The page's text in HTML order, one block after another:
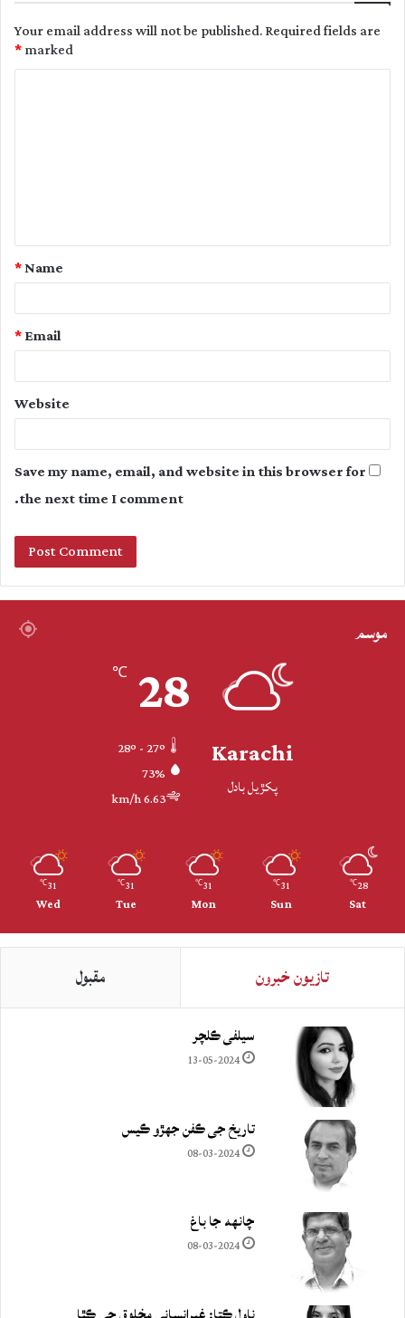
Your email address will not be published.Required fields are
marked
*
t
Name
*
Email
*
Website
Save my name, email, and website in this browser for
the next time I comment.
موسم
Karachi
پکڙيل بادل
28
℃
73%
6.63 km/h
28
℃
Sat
31
℃
Sun
31
℃
Mon
31
℃
Tue
31
℃
Wed
تازيون خبرون مقبول
سيلفي ڪلچر
13-05-2024
تاريخ جي ڪفن جھڙو ڪيس
08-03-2024
چانهه جا باغ
08-03-2024